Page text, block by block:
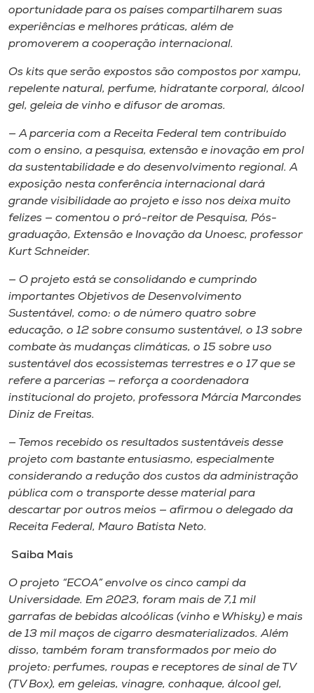
A-
oportunidade para os países compartilharem suas
experiências e melhores práticas, além de
promoverem a cooperação internacional.
Os kits que serão expostos são compostos por xampu,
repelente natural, perfume, hidratante corporal, álcool
gel, geleia de vinho e difusor de aromas.
— A parceria com a Receita Federal tem contribuído
com o ensino, a pesquisa, extensão e inovação em prol
da sustentabilidade e do desenvolvimento regional. A
exposição nesta conferência internacional dará
grande visibilidade ao projeto e isso nos deixa muito
felizes — comentou o pró-reitor de Pesquisa, Pós-
graduação, Extensão e Inovação da Unoesc, professor
Kurt Schneider.
— O projeto está se consolidando e cumprindo
importantes Objetivos de Desenvolvimento
Sustentável, como: o de número quatro sobre
educação, o 12 sobre consumo sustentável, o 13 sobre
combate às mudanças climáticas, o 15 sobre uso
sustentável dos ecossistemas terrestres e o 17 que se
refere a parcerias — reforça a coordenadora
institucional do projeto, professora Márcia Marcondes
Diniz de Freitas.
— Temos recebido os resultados sustentáveis desse
projeto com bastante entusiasmo, especialmente
considerando a redução dos custos da administração
pública com o transporte desse material para
descartar por outros meios — afirmou o delegado da
Receita Federal, Mauro Batista Neto.
Saiba Mais
O projeto “ECOA” envolve os cinco campi da
Universidade. Em 2023, foram mais de 7,1 mil
garrafas de bebidas alcoólicas (vinho e Whisky) e mais
de 13 mil maços de cigarro desmaterializados. Além
disso, também foram transformados por meio do
projeto: perfumes, roupas e receptores de sinal de TV
(TV Box), em geleias, vinagre, conhaque, álcool gel,